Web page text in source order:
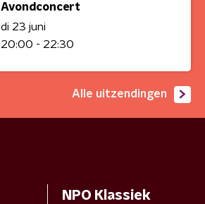
Avondconcert
di 23 juni
20:00 - 22:30
Alle uitzendingen
NPO Klassiek